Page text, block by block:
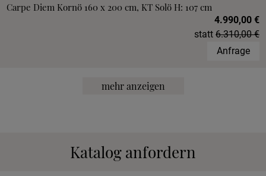
Carpe Diem Kornö 160 x 200 cm, KT Solö H: 107 cm
4.990,00 €
statt 6.310,00 €
Anfrage
mehr anzeigen
Katalog anfordern